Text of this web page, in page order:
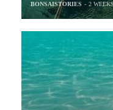
BONSAISTORIES 2